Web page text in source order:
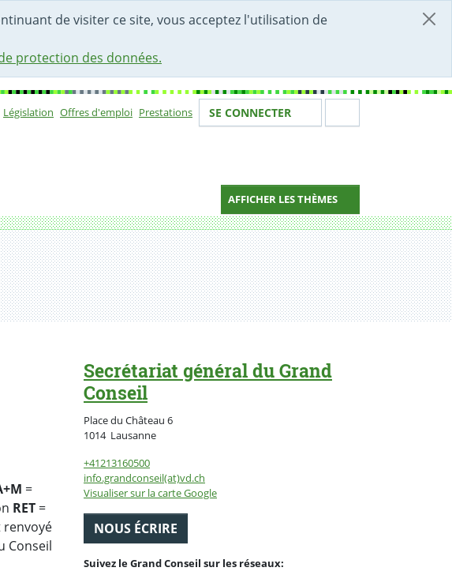
de visiter ce site, vous acceptez l'utilisation de
protection des données.
Législation Offres d'emploi Prestations Votre identité
SE CONNECTER
AFFICHER LES THÈMES
=
RET =
renvoyé
Conseil
Secrétariat général du Grand
Conseil
Place du Château 6
1014 LausanneSuisse
+41213160500
info.grandconseil(at)vd.ch
Visualiser sur la carte Google
NOUS ÉCRIRE
Suivez le Grand Conseil sur les réseaux: